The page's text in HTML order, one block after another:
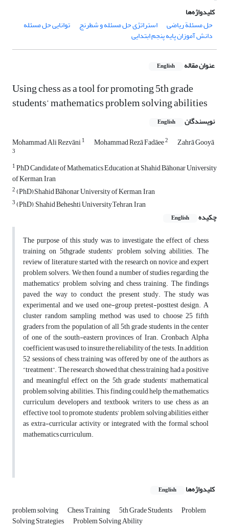
کلیدواژه‌ها
حل مسئلة ریاضی
استراتژی حل مسئله و شطرنج توانایی حل مسئله
دانش آموزان پایه پنجم ابتدایی
عنوان مقاله English
Using chess as a tool for promoting 5th grade
students’ mathematics problem solving abilities
نویسندگان English
Mohammad Ali Rezvāni1 Mohammad Rezā Fadāee2 Zahrā Gooyā
3
1PhD Candidate of Mathematics Education at Shahid Bāhonar University
of Kerman, Iran
2(PhD),Shahid Bāhonar University of Kerman, Iran
3(PhD), Shahid Beheshti University,Tehran, Iran
چکیده
English
The purpose of this study was to investigate the effect of chess
training on 5thgrade students’ problem solving abilities. The
review of literature started with the research on novice and expert
problem solvers. We then found a number of studies regarding the
mathematics’ problem solving and chess training. The findings
paved the way to conduct the present study. The study was
experimental and we used one-group pretest-posttest design. A
cluster random sampling method was used to choose 25 fifth
graders from the population of all 5th grade students in the center
of one of the south-eastern provinces of Iran. Cronbach Alpha
coefficient was used to insure the reliability of the tests. In addition,
52 sessions of chess training was offered by one of the authors as
“treatment”. The research showed that chess training had a positive
and meaningful effect on the 5th grade students’ mathematical
problem solving abilities. This finding could help the mathematics
curriculum developers and textbook writers to use chess as an
effective tool to promote students’ problem solving abilities either
as extra-curricular activity or integrated with the formal school
mathematics curriculum.
کلیدواژه‌ها English
problem solving Chess Training 5th Grade Students Problem
Solving Strategies Problem Solving Ability